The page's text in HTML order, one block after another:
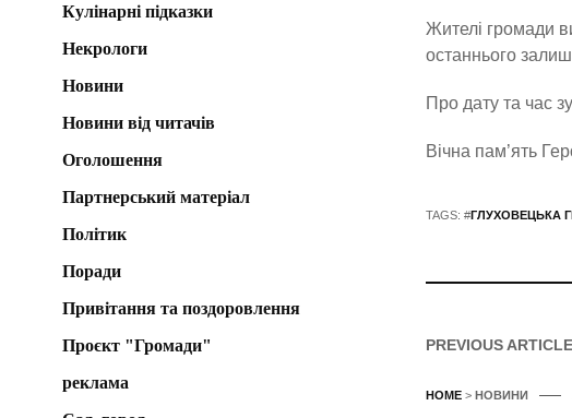
Жителі громади
останнього
Про дату та час
Вічна пам’ять
TAGS: #ГЛУХОВЕЦЬКА
PREVIOUS
HOME> НОВИНИ
Кулінарні підказки
Некрологи
Новини
Новини від читачів
Оголошення
Партнерський матеріал
Політик
Поради
Привітання та поздоровлення
Проєкт "Громади"
реклама